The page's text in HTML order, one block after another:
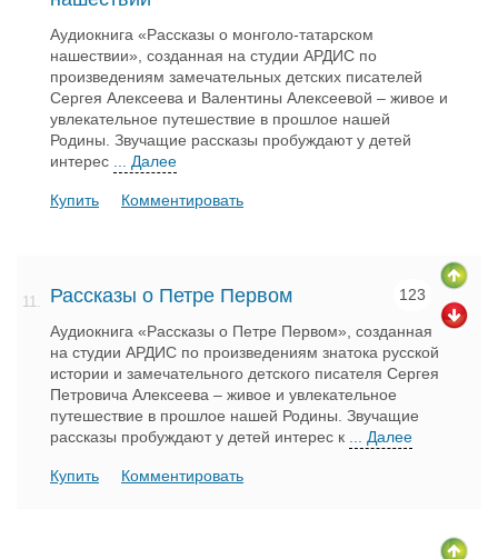
Аудиокнига «Рассказы о монголо-татарском
нашествии», созданная на студии АРДИС по
произведениям замечательных детских писателей
Сергея Алексеева и Валентины Алексеевой – живое и
увлекательное путешествие в прошлое нашей
Родины. Звучащие рассказы пробуждают у детей
интерес
... Далее
Купить Комментировать
11. Рассказы о Петре Первом 123
Аудиокнига «Рассказы о Петре Первом», созданная
на студии АРДИС по произведениям знатока русской
истории и замечательного детского писателя Сергея
Петровича Алексеева – живое и увлекательное
путешествие в прошлое нашей Родины. Звучащие
рассказы пробуждают у детей интерес к
... Далее
Купить Комментировать